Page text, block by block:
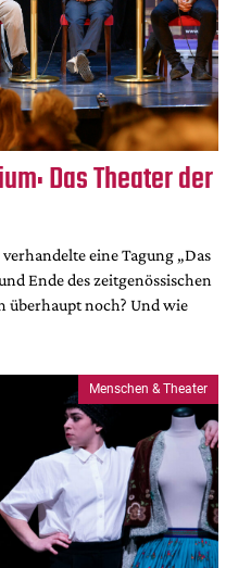
Das Theater der
eine Tagung „Das
Ende des zeitgenössischen
überhaupt noch? Und wie
Menschen & Theater